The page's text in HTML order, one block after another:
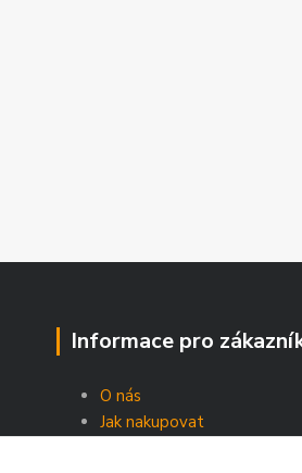
Informace pro
O nás
Jak nakupovat